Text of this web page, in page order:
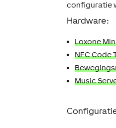
configuratie
Hardware:
Loxone
NFC Code
Music